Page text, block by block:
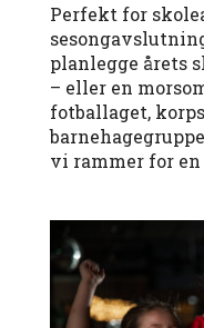
Perfekt for
planlegge årets
– eller en
fotballaget,
vi rammer for en